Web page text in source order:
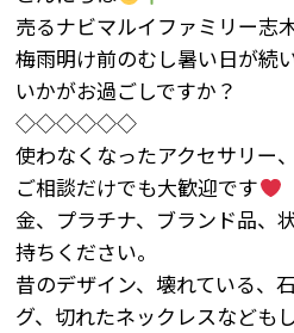
売るナビマルイファミリー志木
梅雨明け前のむし暑い日が続
いかがお過ごしですか？
◇◇◇◇◇◇
使わなくなったアクセサリー、
ご相談だけでも大歓迎です
金、プラチナ、ブランド品、
持ちください。
昔のデザイン、壊れている、
グ、切れたネックレスなども